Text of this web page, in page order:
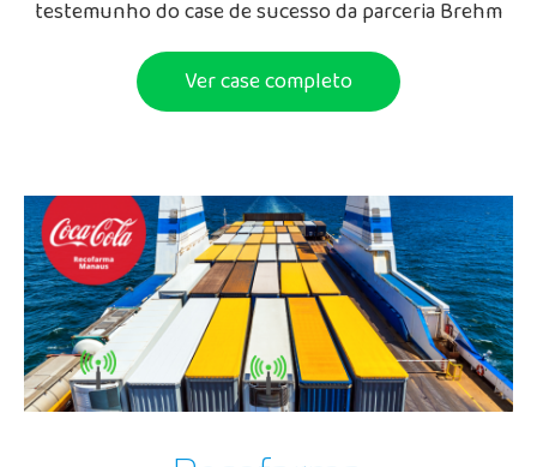
testemunho do case de sucesso da parceria Brehm
& Neokohm! Tales Amaral - Gerente de Logística da
Brehm...
Ver case completo